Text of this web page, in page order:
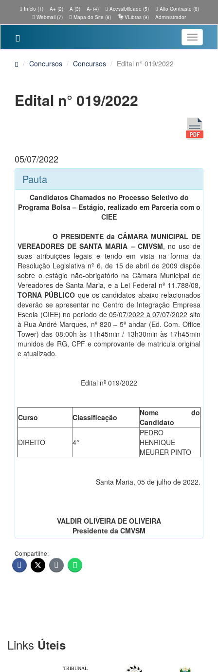
Início (1) A+ (2) A (3) A- (4) Acessibilidade (5)
Alto Contraste (6)
Webmail (7)
Mapa do Site (8) VLibras (9) Administrador
Toggle
Concursos Concursos Edital n° 019/2022
Edital n° 019/2022
05/07/2022
Pauta
Candidatos Chamados no Processo Seletivo do
Programa Bolsa – Estágio, realizado em Parceria com o
CIEE
O PRESIDENTE da CÂMARA MUNICIPAL DE
VEREADORES DE SANTA MARIA – CMVSM, no uso de
suas atribuições legais e tendo em vista na forma da
Resolução Legislativa nº 6, de 15 de abril de 2009 dispõe
sobre o estágio não-obrigatório na Câmara Municipal de
Vereadores de Santa Maria, e a Lei Federal nº 11.788/08,
TORNA PÚBLICO que os candidatos abaixo relacionados
deverão se apresentar no Centro de Integração Empresa
Escola (CIEE) no período de05/07/2022 à 07/07/2022 sito
à Rua André Marques, nº 820 – 5º andar (Ed. Com. Office
Tower) das 08:00h às 11h45min / 13h30min às 17h45min
munidos de RG, CPF e comprovante de matricula original
e atualizado.
Edital nº 019/2022
Curso Classificação
Nome do
Candidato
DIREITO 4°
PEDRO
HENRIQUE
MEURER PINTO
Santa Maria, 05 de julho de 2022.
VALDIR OLIVEIRA DE OLIVEIRA
Presidente da CMVSM
Compartilhe:
Links Úteis
TRIBUNAL